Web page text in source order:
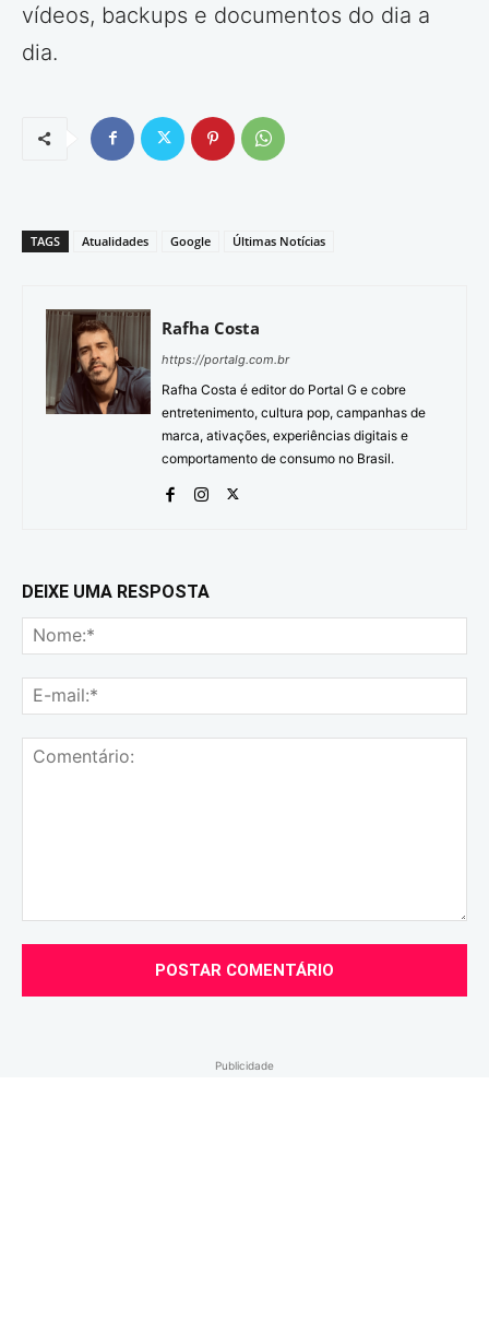
vídeos, backups e documentos do dia a
dia.
TAGS Atualidades Google Últimas Notícias
Rafha Costa
https://portalg.com.br
Rafha Costa é editor do Portal G e cobre
entretenimento, cultura pop, campanhas de
marca, ativações, experiências digitais e
comportamento de consumo no Brasil.
DEIXE UMA RESPOSTA
Publicidade